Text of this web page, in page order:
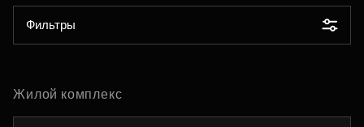
Фильтры
Жилой комплекс